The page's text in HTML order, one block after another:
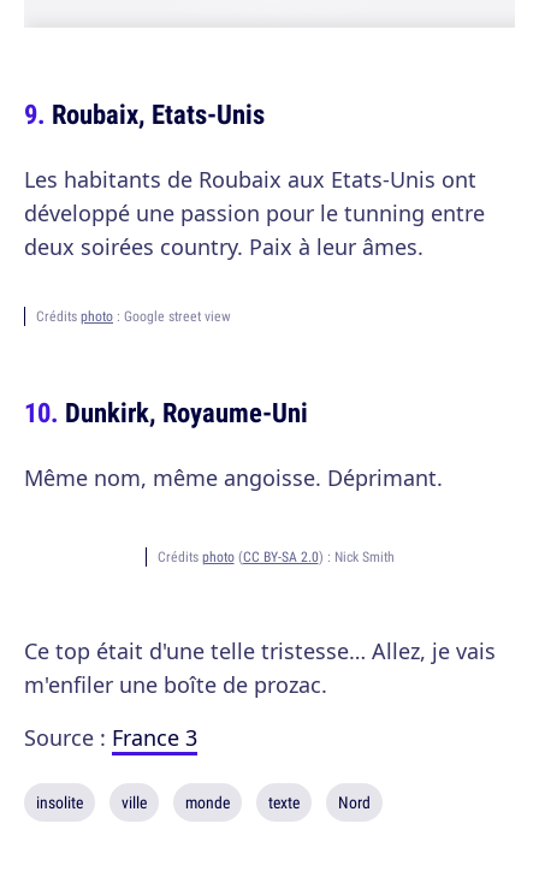
Roubaix, Etats-Unis
Les habitants de Roubaix aux Etats-Unis ont
développé une passion pour le tunning entre
deux soirées country. Paix à leur âmes.
Crédits photo : Google street view
Dunkirk, Royaume-Uni
Même nom, même angoisse. Déprimant.
Crédits photo(CC BY-SA 2.0) : Nick Smith
Ce top était d'une telle tristesse… Allez, je vais
m'enfiler une boîte de prozac.
Source : France 3
insolite ville monde texte Nord